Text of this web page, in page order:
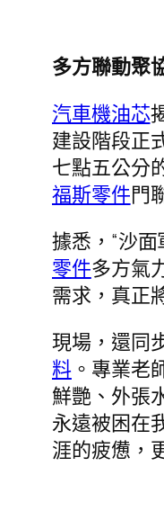
多方聯動聚
汽車機油芯
建設階段正
七點五公分
福斯零件門
據悉，“沙
零件多方氣
需求，真正
現場，還同
料。專業老
鮮艷、外張
永遠被困在
涯的疲憊，